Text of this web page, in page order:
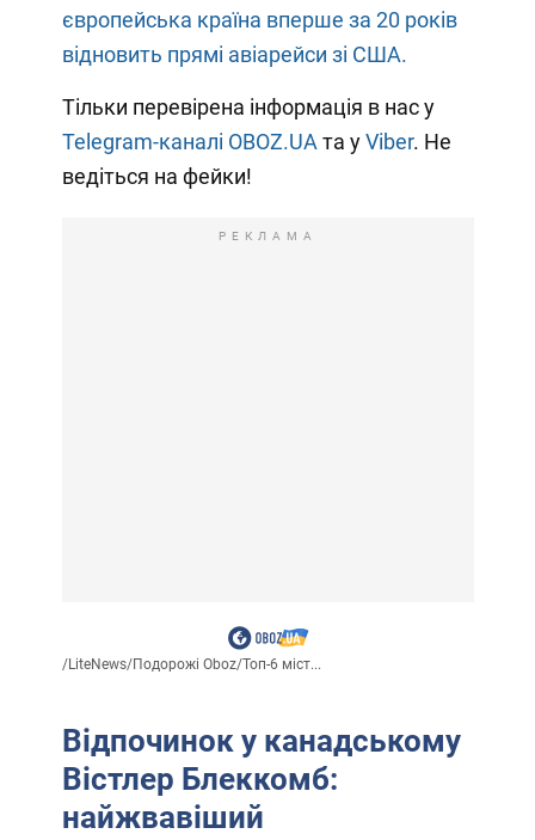
європейська країна вперше за 20 років
відновить прямі авіарейси зі США.
Тільки перевірена інформація в нас у
Telegram-каналі OBOZ.UA та уViber. Не
ведіться на фейки!
РЕКЛАМА
/LiteNews/Подорожі Oboz/Топ-6 міст...
Відпочинок у канадському
Вістлер Блеккомб:
найжвавіший